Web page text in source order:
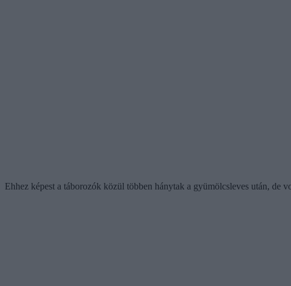
Ehhez képest a táborozók közül többen hánytak a gyümölcsleves után,